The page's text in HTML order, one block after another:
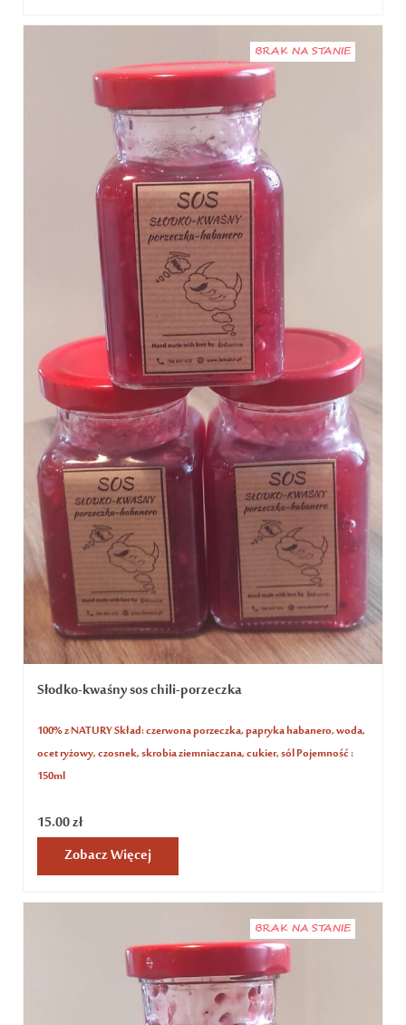
BRAK NA STANIE
Słodko-kwaśny sos chili-porzeczka
100% z NATURY Skład: czerwona porzeczka, papryka habanero, woda,
ocet ryżowy, czosnek, skrobia ziemniaczana, cukier, sól Pojemność :
150ml
15.00zł
Zobacz Więcej
BRAK NA STANIE